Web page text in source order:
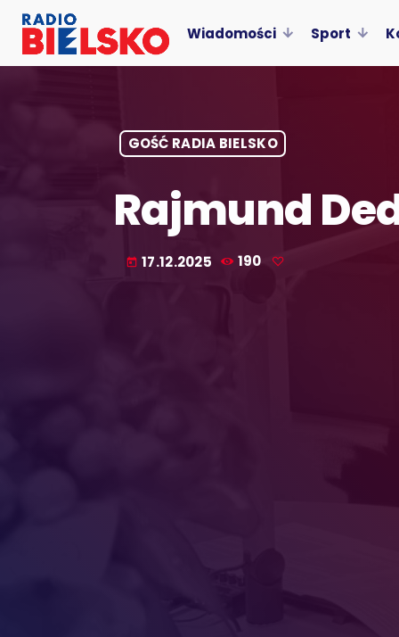
Wiadomości Sport
GOŚĆ RADIA BIELSKO
Rajmund
today 17.12.2025 190